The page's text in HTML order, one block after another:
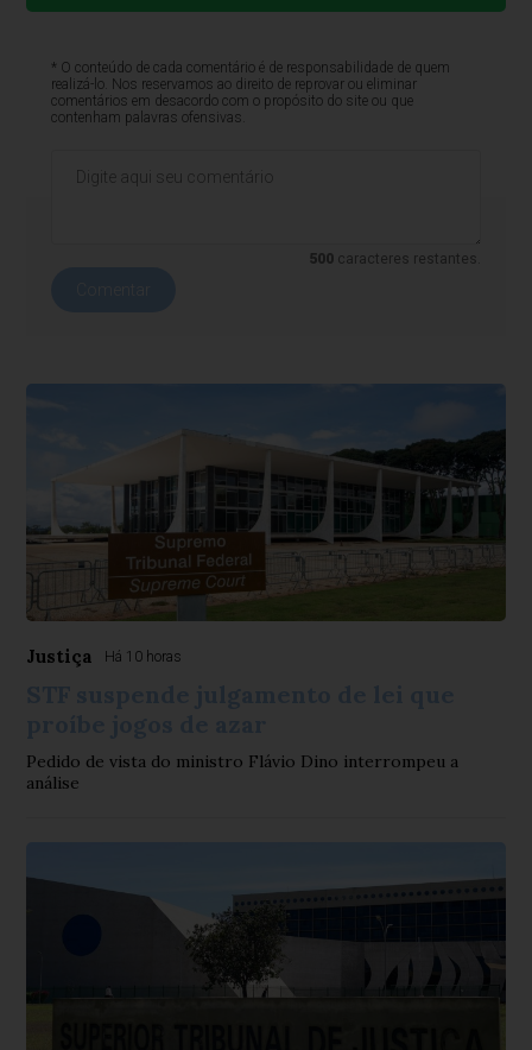
* O conteúdo de cada comentário é de responsabilidade de quem
realizá-lo. Nos reservamos ao direito de reprovar ou eliminar
comentários em desacordo com o propósito do site ou que
contenham palavras ofensivas.
500 caracteres restantes.
Justiça Há 10 horas
Pedido de vista do ministro Flávio Dino interrompeu a
análise